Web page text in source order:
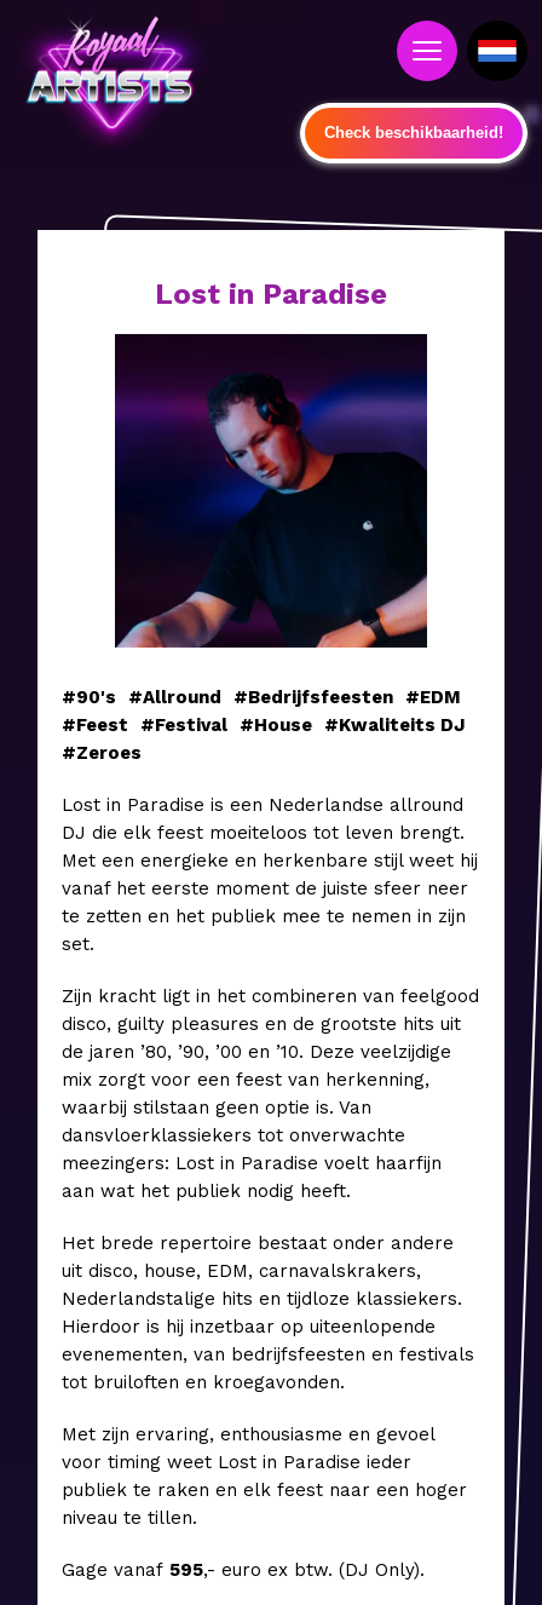
Check beschikbaarheid!
Lost in Paradise
#90's #Allround #Bedrijfsfeesten
#EDM
#Feest
#Festival #House
#Kwaliteits DJ
#Zeroes
Lost in Paradise is een Nederlandse allround
DJ die elk feest moeiteloos tot leven brengt.
Met een energieke en herkenbare stijl weet hij
vanaf het eerste moment de juiste sfeer neer
te zetten en het publiek mee te nemen in zijn
set.
Zijn kracht ligt in het combineren van feelgood
disco, guilty pleasures en de grootste hits uit
de jaren ’80, ’90, ’00 en ’10. Deze veelzijdige
mix zorgt voor een feest van herkenning,
waarbij stilstaan geen optie is. Van
dansvloerklassiekers tot onverwachte
meezingers: Lost in Paradise voelt haarfijn
aan wat het publiek nodig heeft.
Het brede repertoire bestaat onder andere
uit disco, house, EDM, carnavalskrakers,
Nederlandstalige hits en tijdloze klassiekers.
Hierdoor is hij inzetbaar op uiteenlopende
evenementen, van bedrijfsfeesten en festivals
tot bruiloften en kroegavonden.
Met zijn ervaring, enthousiasme en gevoel
voor timing weet Lost in Paradise ieder
publiek te raken en elk feest naar een hoger
niveau te tillen.
Gage vanaf 595,- euro ex btw. (DJ Only).